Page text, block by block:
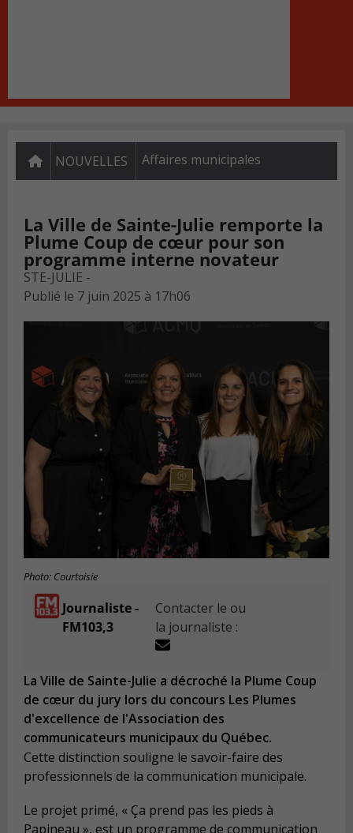
NOUVELLES Affaires municipales
La Ville de Sainte-Julie remporte la
Plume Coup de cœur pour son
programme interne novateur
STE-JULIE -
Publié le 7 juin 2025 à 17h06
Photo: Courtoisie
Journaliste -
FM103,3
Contacter le ou
la journaliste :
La Ville de Sainte-Julie a décroché la Plume Coup
de cœur du jury lors du concours Les Plumes
d'excellence de l'Association des
communicateurs municipaux du Québec.
Cette distinction souligne le savoir-faire des
professionnels de la communication municipale.
Le projet primé, « Ça prend pas les pieds à
Papineau », est un programme de communication